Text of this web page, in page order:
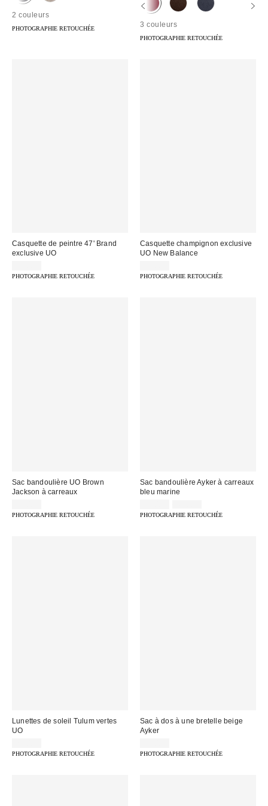
2 couleurs
PHOTOGRAPHIE RETOUCHÉE 3 couleurs
PHOTOGRAPHIE RETOUCHÉE
Casquette de peintre 47' Brand
exclusive UO
PHOTOGRAPHIE RETOUCHÉE
Casquette champignon exclusive
UO New Balance
PHOTOGRAPHIE RETOUCHÉE
Sac bandoulière UO Brown
Jackson à carreaux
PHOTOGRAPHIE RETOUCHÉE
Sac bandoulière Ayker à carreaux
bleu marine
remisé
d'origine
PHOTOGRAPHIE RETOUCHÉE
Lunettes de soleil Tulum vertes
UO
PHOTOGRAPHIE RETOUCHÉE
Sac à dos à une bretelle beige
Ayker
PHOTOGRAPHIE RETOUCHÉE